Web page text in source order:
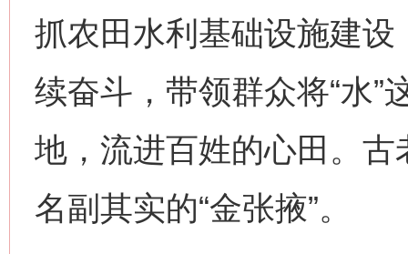
抓农田水利基础设施建
续奋斗，带领群众将“水”
地，流进百姓的心田。
名副其实的“金张掖”。